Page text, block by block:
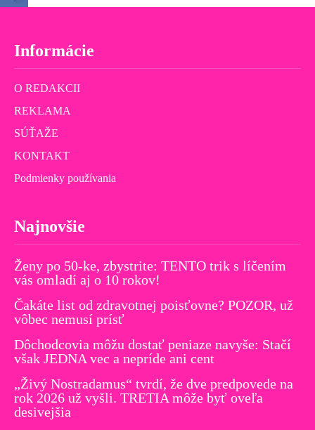
Informácie
O REDAKCII
REKLAMA
SÚŤAŽE
KONTAKT
Podmienky používania
Najnovšie
Ženy po 50-ke, zbystrite: TENTO trik s líčením
vás omladí aj o 10 rokov!
Čakáte list od zdravotnej poisťovne? POZOR, už
vôbec nemusí prísť
Dôchodcovia môžu dostať peniaze navyše: Stačí
však JEDNA vec a nepríde ani cent
„Živý Nostradamus“ tvrdí, že dve predpovede na
rok 2026 už vyšli. TRETIA môže byť oveľa
desivejšia